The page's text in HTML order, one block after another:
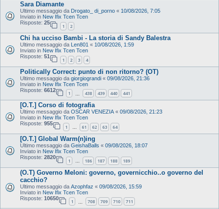
Sara Diamante
Ultimo messaggio da Drogato_ di_porno « 10/08/2026, 7:05
Inviato in New Ifix Tcen Tcen
Risposte: 25
1 2
Chi ha ucciso Bambi - La storia di Sandy Balestra
Ultimo messaggio da Len801 « 10/08/2026, 1:59
Inviato in New Ifix Tcen Tcen
Risposte: 51
1 2 3 4
Politically Correct: punto di non ritorno? (OT)
Ultimo messaggio da giorgiograndi « 09/08/2026, 21:36
Inviato in New Ifix Tcen Tcen
Risposte: 6612
1 438 439 440 441
[O.T.] Corso di fotografia
Ultimo messaggio da OSCAR VENEZIA « 09/08/2026, 21:23
Inviato in New Ifix Tcen Tcen
Risposte: 955
1 … 61 62 63 64
[O.T.] Global Warm(n)ing
Ultimo messaggio da GeishaBalls « 09/08/2026, 18:07
Inviato in New Ifix Tcen Tcen
Risposte: 2820
1 … 186 187 188 189
(O.T) Governo Meloni: governo, governicchio..o governo del
cacchio?
Ultimo messaggio da Azophfaz « 09/08/2026, 15:59
Inviato in New Ifix Tcen Tcen
Risposte: 10650
1 708 709 710 711